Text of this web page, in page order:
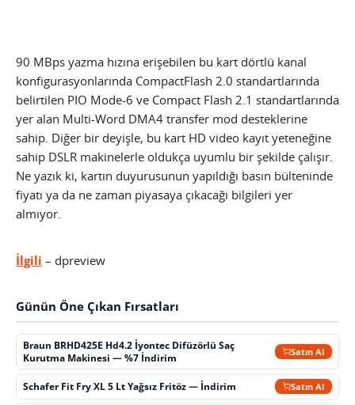
90 MBps yazma hızına erişebilen bu kart dörtlü kanal
konfigurasyonlarında CompactFlash 2.0 standartlarında
belirtilen PIO Mode-6 ve Compact Flash 2.1 standartlarında
yer alan Multi-Word DMA4 transfer mod desteklerine
sahip. Diğer bir deyişle, bu kart HD video kayıt yeteneğine
sahip DSLR makinelerle oldukça uyumlu bir şekilde çalışır.
Ne yazık ki, kartın duyurusunun yapıldığı basın bülteninde
fiyatı ya da ne zaman piyasaya çıkacağı bilgileri yer
almıyor.
İlgili – dpreview
Günün Öne Çıkan Fırsatları
Braun BRHD425E Hd4.2 İyontec Difüzörlü Saç
Kurutma Makinesi — %7 İndirim
Satın Al
Schafer Fit Fry XL 5 Lt Yağsız Fritöz — İndirim Satın Al